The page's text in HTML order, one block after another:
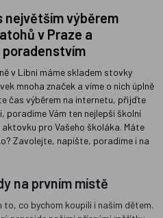
největším výběrem
v Praze a
poradenstvím
v Libni máme skladem stovky
mnoha značek a víme o nich úplně
čas výběrem na internetu, přijďte
poradíme Vám ten nejlepší školní
pro Vašeho školáka. Máte
Zavolejte, napište, poradíme i na
na prvním místě
to, co bychom koupili i našim dětem.